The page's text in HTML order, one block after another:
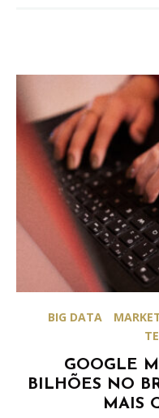
BIG DATA
GOOGLE
BILHÕES NO
MAIS